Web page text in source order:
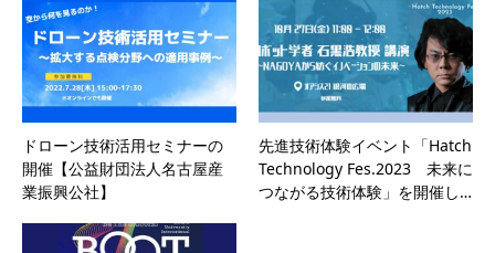
ドローン技術活用セミナーの
開催【公益財団法人名古屋産
業振興公社】
先進技術体験イベント「Hatch
Technology Fes.2023 未来に
つながる技術体験」を開催し…